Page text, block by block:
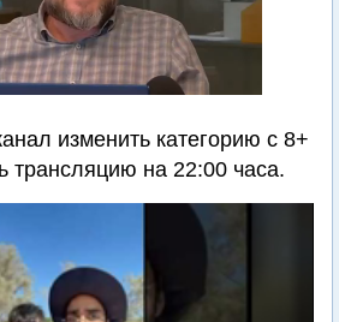
изменить категорию с 8+
трансляцию на 22:00 часа.